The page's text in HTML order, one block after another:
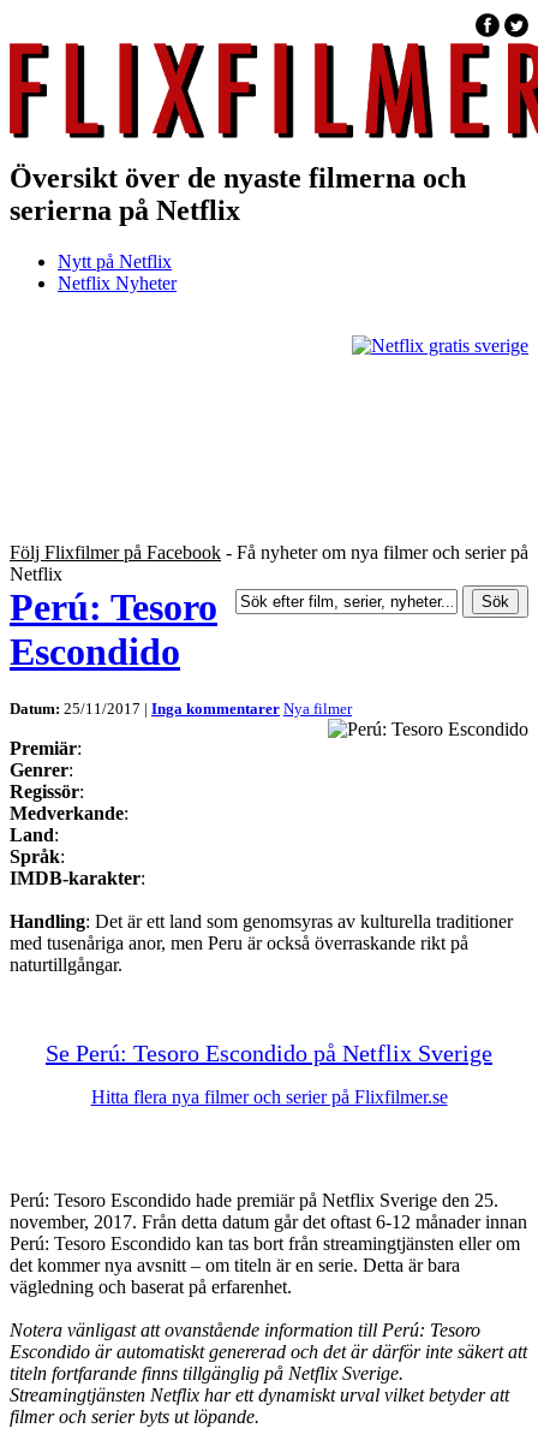
Översikt över de nyaste filmerna och
serierna på Netflix
Nytt på Netflix
Netflix Nyheter
Följ Flixfilmer på Facebook - Få nyheter om nya filmer och serier på
Netflix
Perú: Tesoro
Escondido
Datum: 25/11/2017 | Inga kommentarer Nya filmer
Premiär:
Genrer:
Regissör:
Medverkande:
Land:
Språk:
IMDB-karakter:
Handling: Det är ett land som genomsyras av kulturella traditioner
med tusenåriga anor, men Peru är också överraskande rikt på
naturtillgångar.
Se Perú: Tesoro Escondido på Netflix Sverige
Hitta flera nya filmer och serier på Flixfilmer.se
Perú: Tesoro Escondido hade premiär på Netflix Sverige den 25.
november, 2017. Från detta datum går det oftast 6-12 månader innan
Perú: Tesoro Escondido kan tas bort från streamingtjänsten eller om
det kommer nya avsnitt – om titeln är en serie. Detta är bara
vägledning och baserat på erfarenhet.
Notera vänligast att ovanstående information till Perú: Tesoro
Escondido är automatiskt genererad och det är därför inte säkert att
titeln fortfarande finns tillgänglig på Netflix Sverige.
Streamingtjänsten Netflix har ett dynamiskt urval vilket betyder att
filmer och serier byts ut löpande.